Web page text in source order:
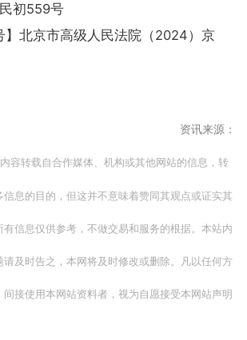
初559号
】北京市高级人民法院（2024）京
资讯来源：
容转载自合作媒体、机构或其他网站的信息，转
息的目的，但这并不意味着赞同其观点或证实其
信息仅供参考，不做交易和服务的根据。本站内
及时告之，本网将及时修改或删除。凡以任何方
接使用本网站资料者，视为自愿接受本网站声明